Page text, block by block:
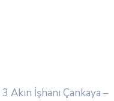
Akın İşhanı Çankaya –